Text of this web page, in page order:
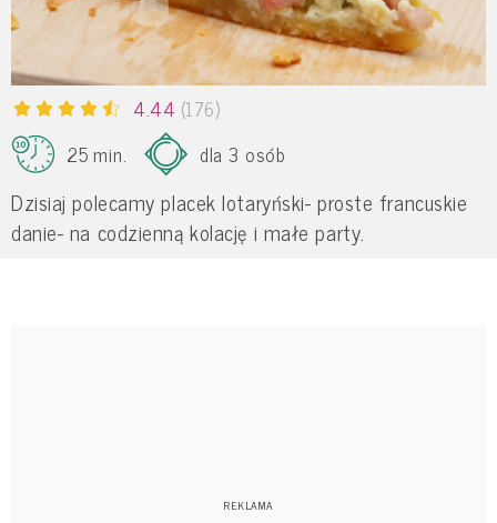
4.44 (176)
25 min.
dla 3 osób
Dzisiaj polecamy placek lotaryński- proste francuskie
danie- na codzienną kolację i małe party.